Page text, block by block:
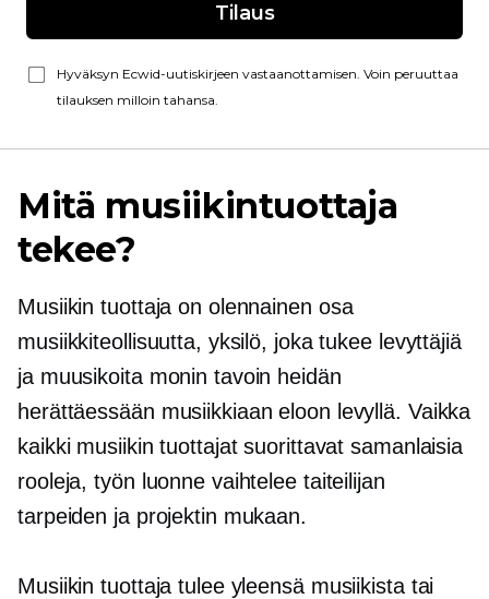
Tilaus
Hyväksyn Ecwid-uutiskirjeen vastaanottamisen. Voin peruuttaa
tilauksen milloin tahansa.
Mitä musiikintuottaja
tekee?
Musiikin tuottaja on olennainen osa
musiikkiteollisuutta, yksilö, joka tukee levyttäjiä
ja muusikoita monin tavoin heidän
herättäessään musiikkiaan eloon levyllä. Vaikka
kaikki musiikin tuottajat suorittavat samanlaisia ​​
rooleja, työn luonne vaihtelee taiteilijan
tarpeiden ja projektin mukaan.
Musiikin tuottaja tulee yleensä musiikista tai